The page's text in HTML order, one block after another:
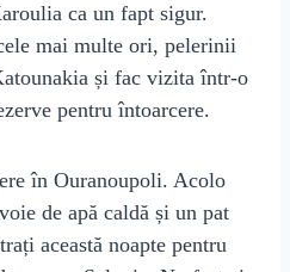
ca un fapt sigur.
mai multe ori, pelerinii
și fac vizita într-o
pentru întoarcere.
în Ouranoupoli. Acolo
de apă caldă și un pat
această noapte pentru